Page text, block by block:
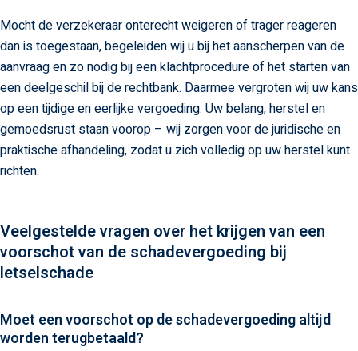
Mocht de verzekeraar onterecht weigeren of trager reageren
dan is toegestaan, begeleiden wij u bij het aanscherpen van de
aanvraag en zo nodig bij een klachtprocedure of het starten van
een deelgeschil bij de rechtbank. Daarmee vergroten wij uw kans
op een tijdige en eerlijke vergoeding. Uw belang, herstel en
gemoedsrust staan voorop – wij zorgen voor de juridische en
praktische afhandeling, zodat u zich volledig op uw herstel kunt
richten.
Veelgestelde vragen over het krijgen van een
voorschot van de schadevergoeding bij
letselschade​
Moet een voorschot op de schadevergoeding altijd
worden terugbetaald?